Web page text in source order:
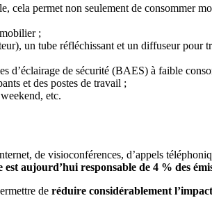
cela permet non seulement de consommer
;
un tube réfléchissant et un diffuseur pour
d’éclairage de sécurité (BAES) à faible
et des postes de travail ;
etc.
de visioconférences, d’appels
est aujourd’hui responsable de 4 % des
de réduire considérablement